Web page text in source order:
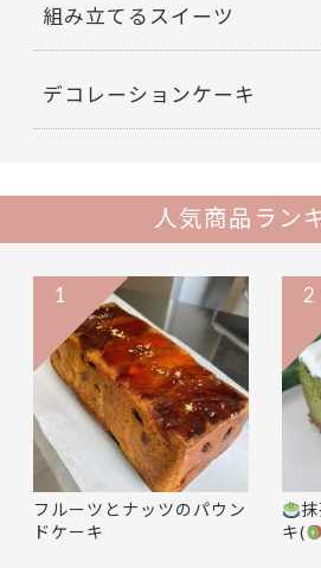
組み立てるスイーツ
デコレーションケーキ
人気商品ラン
フルーツとナッツのパウン
ドケーキ
1
キ(
2